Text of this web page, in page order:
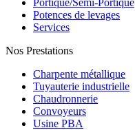
Potences de levages
Services
Nos Prestations
Charpente métallique
Tuyauterie industrielle
Chaudronnerie
Convoyeurs
Usine PBA